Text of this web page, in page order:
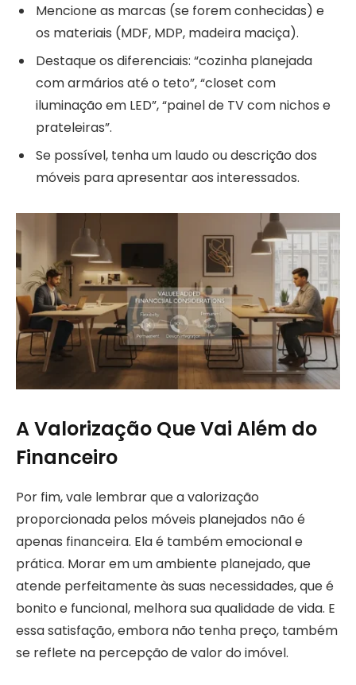
Mencione as marcas (se forem conhecidas) e
os materiais (MDF, MDP, madeira maciça).
Destaque os diferenciais: “cozinha planejada
com armários até o teto”, “closet com
iluminação em LED”, “painel de TV com nichos e
prateleiras”.
Se possível, tenha um laudo ou descrição dos
móveis para apresentar aos interessados.
A Valorização Que Vai Além do
Financeiro
Por fim, vale lembrar que a valorização
proporcionada pelos móveis planejados não é
apenas financeira. Ela é também emocional e
prática. Morar em um ambiente planejado, que
atende perfeitamente às suas necessidades, que é
bonito e funcional, melhora sua qualidade de vida. E
essa satisfação, embora não tenha preço, também
se reflete na percepção de valor do imóvel.